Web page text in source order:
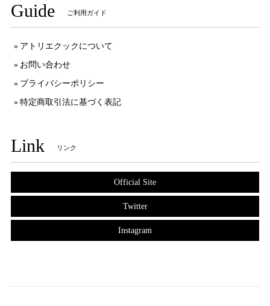
Guide ご利用ガイド
アトリエクックについて
お問い合わせ
プライバシーポリシー
特定商取引法に基づく表記
Link リンク
Official Site
Twitter
Instagram